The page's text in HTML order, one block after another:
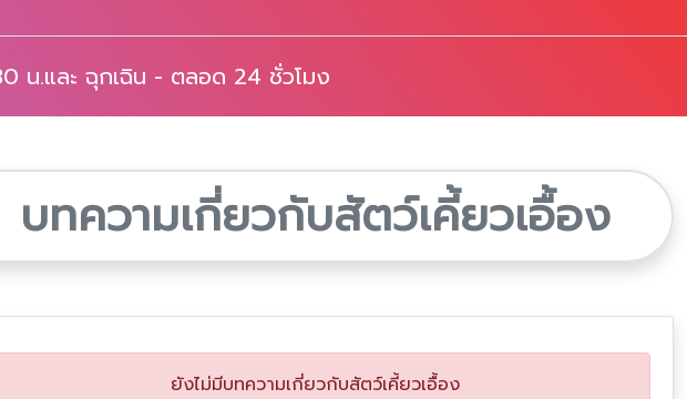
น.และ ฉุกเฉิน - ตลอด 24 ชั่วโมง
บทความเกี่ยวกับสัตว์เคี้ยวเอื้อง
ยังไม่มีบทความเกี่ยวกับสัตว์เคี้ยวเอื้อง